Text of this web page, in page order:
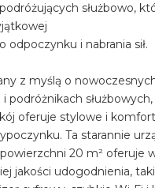
służbowo,
odpoczynku i nabrania sił.
z myślą o
podróżnikach służbowych,
oferuje stylowe i
Ta starannie
20 m² oferuje
jakości udogodnienia,